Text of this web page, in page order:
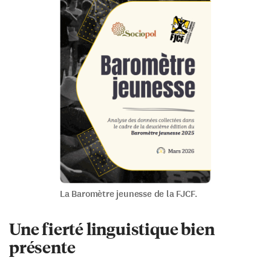
La Baromètre jeunesse de la FJCF.
Une fierté linguistique bien
présente